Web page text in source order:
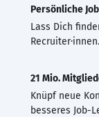
Persönliche
Lass Dich
Recruiter·innen.
21 Mio.
Knüpf neue
besseres Job-